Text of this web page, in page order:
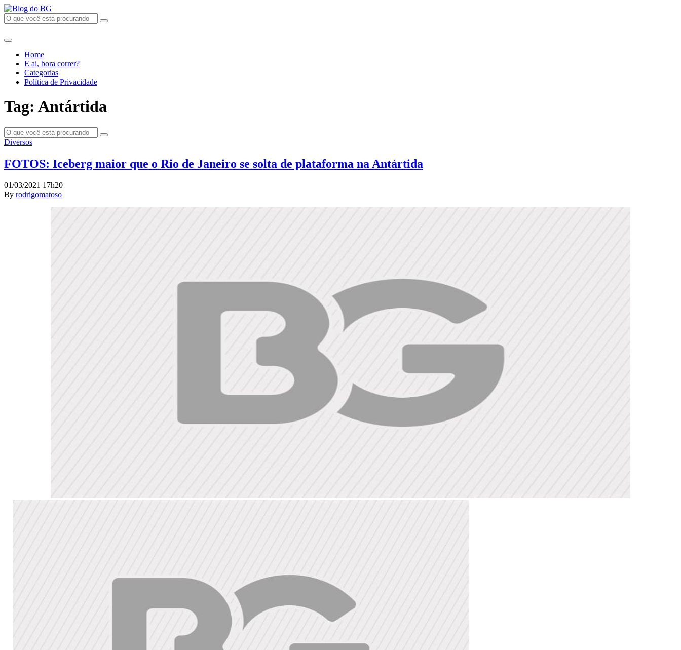
Home
E ai, bora correr?
Categorias
Política de Privacidade
Tag: Antártida
Diversos
FOTOS: Iceberg maior que o Rio de Janeiro se solta de plataforma na Antártida
01/03/2021 17h20
By rodrigomatoso